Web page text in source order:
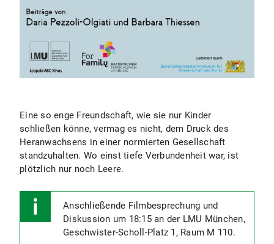
Eine so enge Freundschaft, wie sie nur Kinder
schließen könne, vermag es nicht, dem Druck des
Heranwachsens in einer normierten Gesellschaft
standzuhalten. Wo einst tiefe Verbundenheit war, ist
plötzlich nur noch Leere.
Anschließende Filmbesprechung und
Diskussion um 18:15 an der LMU München,
Geschwister-Scholl-Platz 1, Raum M 110.